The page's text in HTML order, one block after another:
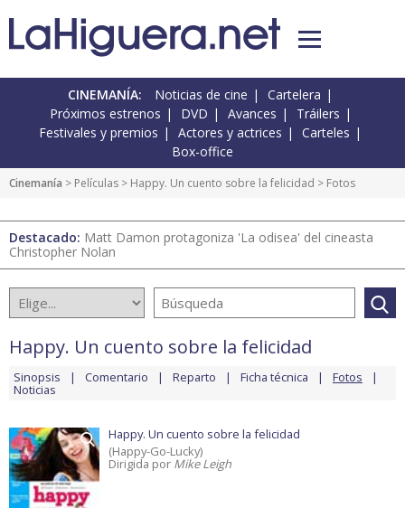
CINEMANÍA: Noticias de cine
Cartelera
Próximos estrenos
DVD Avances
Tráilers
Festivales y premios
Actores y actrices
Carteles
Box-office
Cinemanía > Películas > Happy. Un cuento sobre la felicidad > Fotos
Destacado: Matt Damon protagoniza 'La odisea' del cineasta
Christopher Nolan
Happy. Un cuento sobre la felicidad
Sinopsis Comentario Reparto Ficha técnica Fotos
Noticias
Happy. Un cuento sobre la felicidad
(Happy-Go-Lucky)
Dirigida por Mike Leigh